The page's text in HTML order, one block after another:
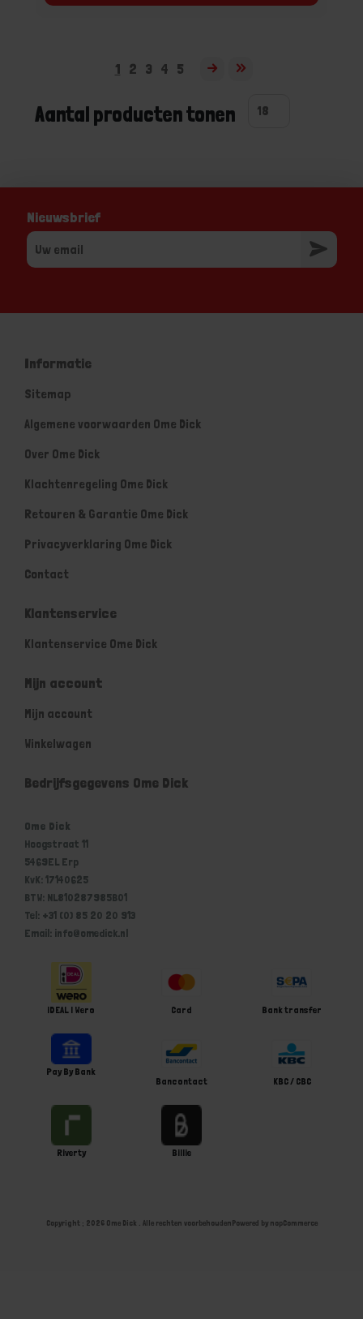
1 2 3 4 5
Aantal producten tonen
Nieuwsbrief
Informatie
Sitemap
Algemene voorwaarden Ome Dick
Over Ome Dick
Klachtenregeling Ome Dick
Retouren & Garantie Ome Dick
Privacyverklaring Ome Dick
Contact
Klantenservice
Klantenservice Ome Dick
Mijn account
Mijn account
Winkelwagen
Bedrijfsgegevens Ome Dick
Ome Dick
Hoogstraat 11
5469EL Erp
KvK: 17140625
BTW: NL810287985B01
Tel: +31 (0) 85 20 20 913
Email: info@omedick.nl
iDEAL | Wero Card Bank transfer
Pay By Bank
Bancontact
KBC / CBC
Riverty Billie
Copyright ; 2026 Ome Dick . Alle rechten voorbehoudenPowered by nopCommerce